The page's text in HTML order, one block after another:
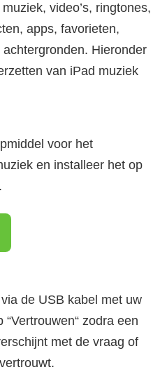
video’s, ringtones,
apps, favorieten,
Hieronder
van iPad muziek
voor het
en installeer het op
de USB kabel met uw
“Vertrouwen“ zodra een
met de vraag of